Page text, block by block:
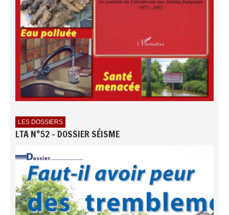
LES DOSSIERS
LTA N°52 - DOSSIER SÉISME